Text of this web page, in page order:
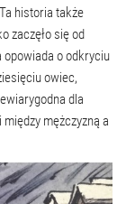
historia także
zaczęło się od
o odkryciu
owiec,
dla
mężczyzną a